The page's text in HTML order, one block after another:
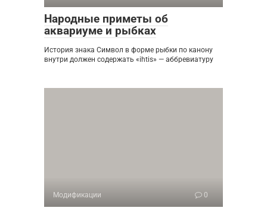
Народные приметы об
аквариуме и рыбках
История знака Символ в форме рыбки по канону
внутри должен содержать «ihtis» — аббревиатуру
Модификации 0